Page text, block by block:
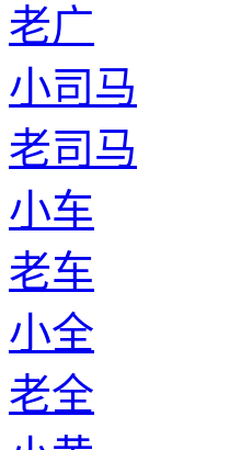
老广
小司马
老司马
小车
老车
小全
老全